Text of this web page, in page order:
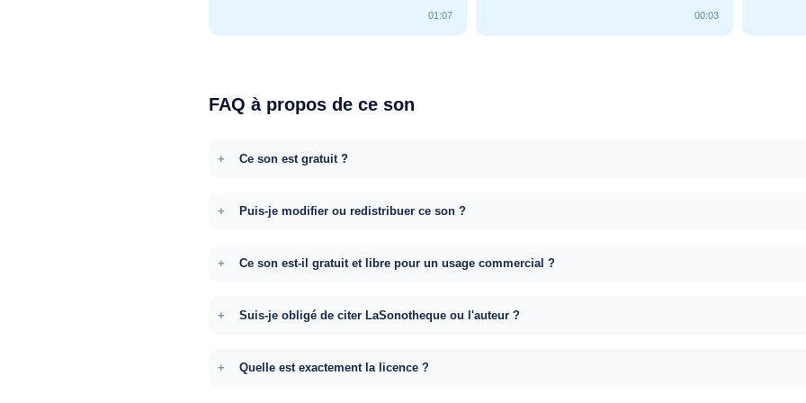
01:07 00:03
FAQ à propos de ce son
Ce son est gratuit ?
Puis-je modifier ou redistribuer ce son ?
Ce son est-il gratuit et libre pour un usage commercial ?
Suis-je obligé de citer LaSonotheque ou l'auteur ?
Quelle est exactement la licence ?